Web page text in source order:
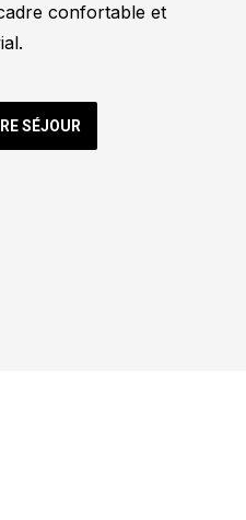
confortable et
SÉJOUR